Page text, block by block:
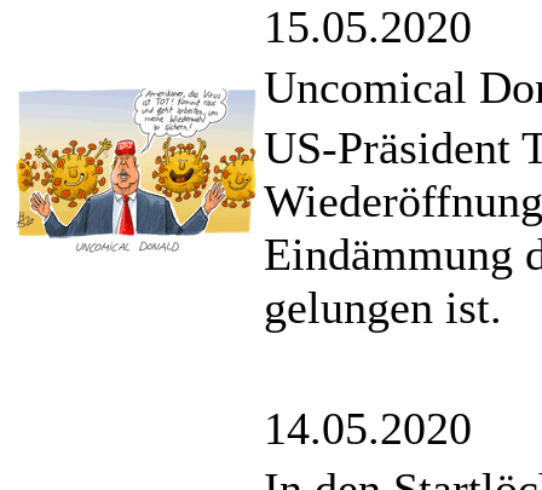
15.05.2020
Uncomical
US-Präsident
Eindämmung
gelungen ist.
14.05.2020